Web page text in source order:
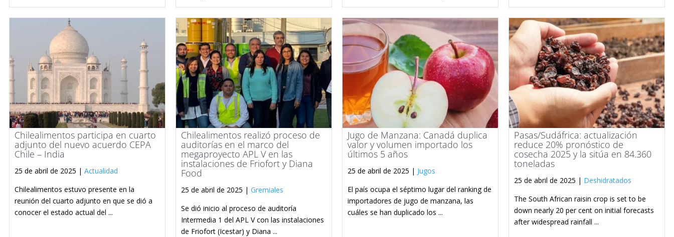
Chilealimentos participa en cuarto
adjunto del nuevo acuerdo CEPA
Chile – India
25 de abril de 2025 | Actualidad
Chilealimentos estuvo presente en la
reunión del cuarto adjunto en que se dió a
conocer el estado actual del ...
Chilealimentos realizó proceso de
auditorías en el marco del
megaproyecto APL V en las
instalaciones de Friofort y Diana
Food
25 de abril de 2025 | Gremiales
Se dió inicio al proceso de auditoría
Intermedia 1 del APL V con las instalaciones
de Friofort (Icestar) y Diana ...
Jugo de Manzana: Canadá duplica
valor y volumen importado los
últimos 5 años
25 de abril de 2025 | Jugos
El país ocupa el séptimo lugar del ranking de
importadores de jugo de manzana, las
cuáles se han duplicado los ...
Pasas/Sudáfrica: actualización
reduce 20% pronóstico de
cosecha 2025 y la sitúa en 84.360
toneladas
25 de abril de 2025 | Deshidratados
The South African raisin crop is set to be
down nearly 20 per cent on initial forecasts
after widespread rainfall ...